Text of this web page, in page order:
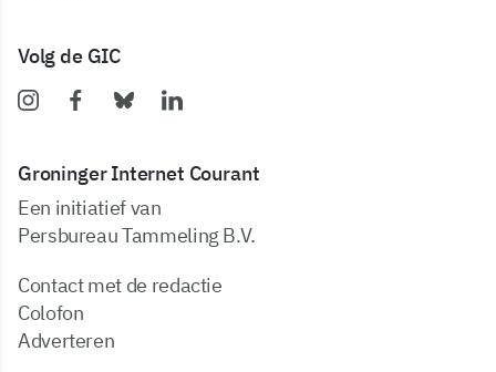
Volg de GIC
Groninger Internet Courant
Een initiatief van
Persbureau Tammeling B.V.
Contact met de redactie
Colofon
Adverteren